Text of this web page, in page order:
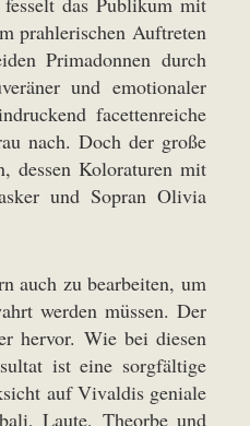
prahlerischen Auftreten
Primadonnen durch
und emotionaler
facettenreiche
nach. Doch der große
dessen Koloraturen mit
und Sopran Olivia
auch zu bearbeiten, um
werden müssen. Der
hervor. Wie bei diesen
ist eine sorgfältige
auf Vivaldis geniale
Laute, Theorbe und